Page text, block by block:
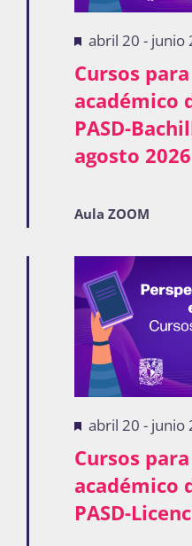
Cursos
académico
PASD-
agosto 2026
Destacadas
abril 20 - junio
Aula ZOOM
Cursos
académico
PASD-
Destacadas
abril 20 - junio